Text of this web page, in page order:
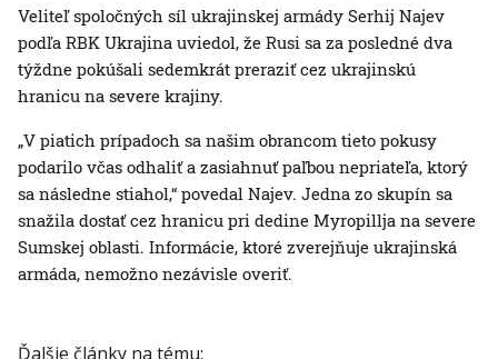
Veliteľ spoločných síl ukrajinskej armády Serhij Najev
podľa RBK Ukrajina uviedol, že Rusi sa za posledné dva
týždne pokúšali sedemkrát preraziť cez ukrajinskú
hranicu na severe krajiny.
„V piatich prípadoch sa našim obrancom tieto pokusy
podarilo včas odhaliť a zasiahnuť paľbou nepriateľa, ktorý
sa následne stiahol,“ povedal Najev. Jedna zo skupín sa
snažila dostať cez hranicu pri dedine Myropillja na severe
Sumskej oblasti. Informácie, ktoré zverejňuje ukrajinská
armáda, nemožno nezávisle overiť.
Ďalšie články na tému: